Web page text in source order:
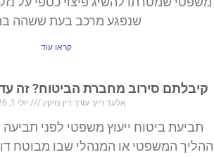
שנפגע מרכב בעת ששהה
קראו עוד
קיבלתם סירוב מחברת הביטוח? זה
אלעד רייך עורך דין נזיקין יולי 1, 2026
תביעת ביטוח ייעוץ משפטי לפני
ההליך המשפטי או המנהלי שבו מבוטח